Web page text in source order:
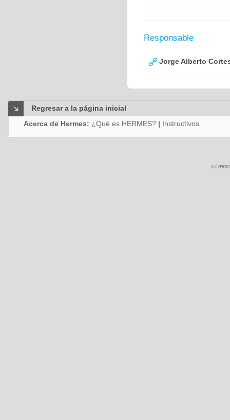
Responsable
Jorge Alberto
Regresar a la página inicial
Acerca de Hermes: ¿Qué es HERMES? | Instructivos